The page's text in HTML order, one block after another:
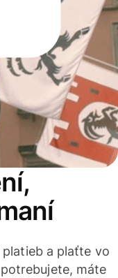
a plaťte vo
máte